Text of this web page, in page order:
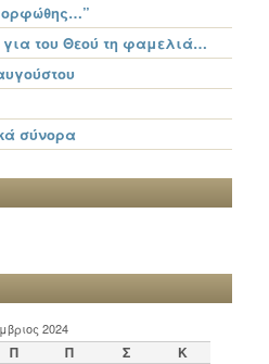
του Θεού τη φαμελιά…
σύνορα
2024
Π Π Σ Κ